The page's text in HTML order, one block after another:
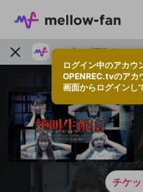
アプリで視聴する
チケ
ログイン中のアカウ
OPENREC.tvのアカ
画面からログインし